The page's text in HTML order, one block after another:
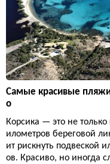
Самые красивые
о
Корсика — это не
илометров береговой
ит рискнуть подвеской
ов. Красиво, но иногда